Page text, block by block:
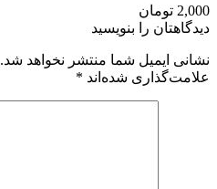
2,000 تومان
دیدگاهتان را بنویسید
نشانی ایمیل شما منتشر نخواهد شد.
علامت‌گذاری شده‌اند *